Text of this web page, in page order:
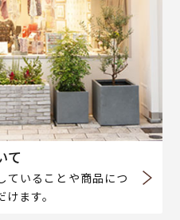
て
ていることや商品につ
ます。